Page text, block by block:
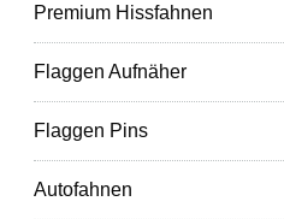
Premium Hissfahnen
Flaggen Aufnäher
Flaggen Pins
Autofahnen